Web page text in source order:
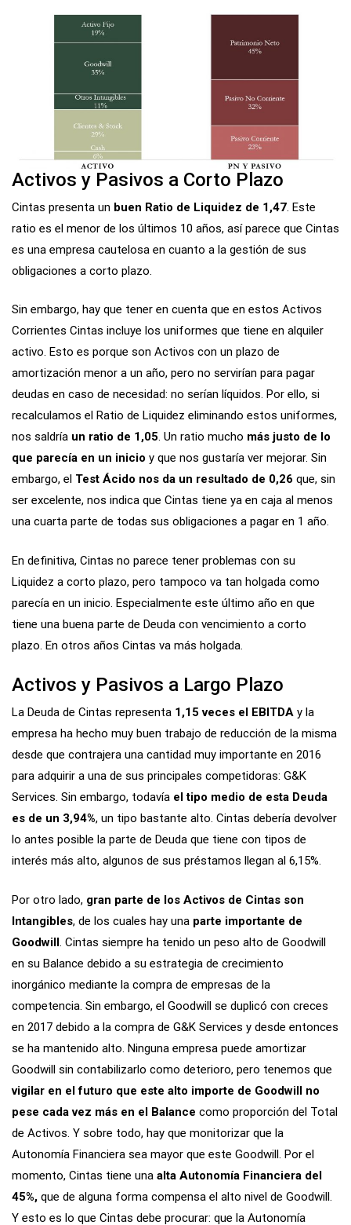
Activos y Pasivos a Corto Plazo
Cintas presenta un buen Ratio de Liquidez de 1,47 . Este
ratio es el menor de los últimos 10 años, así parece que Cintas
es una empresa cautelosa en cuanto a la gestión de sus
obligaciones a corto plazo.
Sin embargo, hay que tener en cuenta que en estos Activos
Corrientes Cintas incluye los uniformes que tiene en alquiler
activo. Esto es porque son Activos con un plazo de
amortización menor a un año, pero no servirían para pagar
deudas en caso de necesidad: no serían líquidos. Por ello, si
recalculamos el Ratio de Liquidez eliminando estos uniformes,
nos saldría un ratio de 1,05. Un ratio mucho más justo de lo
que parecía en un inicio y que nos gustaría ver mejorar. Sin
embargo, el Test Ácido nos da un resultado de 0,26 que, sin
ser excelente, nos indica que Cintas tiene ya en caja al menos
una cuarta parte de todas sus obligaciones a pagar en 1 año.
En definitiva, Cintas no parece tener problemas con su
Liquidez a corto plazo, pero tampoco va tan holgada como
parecía en un inicio. Especialmente este último año en que
tiene una buena parte de Deuda con vencimiento a corto
plazo. En otros años Cintas va más holgada.
Activos y Pasivos a Largo Plazo
La Deuda de Cintas representa 1,15 veces el EBITDA y la
empresa ha hecho muy buen trabajo de reducción de la misma
desde que contrajera una cantidad muy importante en 2016
para adquirir a una de sus principales competidoras: G&K
Services. Sin embargo, todavía el tipo medio de esta Deuda
es de un 3,94%, un tipo bastante alto. Cintas debería devolver
lo antes posible la parte de Deuda que tiene con tipos de
interés más alto, algunos de sus préstamos llegan al 6,15%.
Por otro lado, gran parte de los Activos de Cintas son
Intangibles, de los cuales hay una parte importante de
Goodwill . Cintas siempre ha tenido un peso alto de Goodwill
en su Balance debido a su estrategia de crecimiento
inorgánico mediante la compra de empresas de la
competencia. Sin embargo, el Goodwill se duplicó con creces
en 2017 debido a la compra de G&K Services y desde entonces
se ha mantenido alto. Ninguna empresa puede amortizar
Goodwill sin contabilizarlo como deterioro, pero tenemos que
vigilar en el futuro que este alto importe de Goodwill no
pese cada vez más en el Balance como proporción del Total
de Activos. Y sobre todo, hay que monitorizar que la
Autonomía Financiera sea mayor que este Goodwill. Por el
momento, Cintas tiene una alta Autonomía Financiera del
45%, que de alguna forma compensa el alto nivel de Goodwill.
Y esto es lo que Cintas debe procurar: que la Autonomía